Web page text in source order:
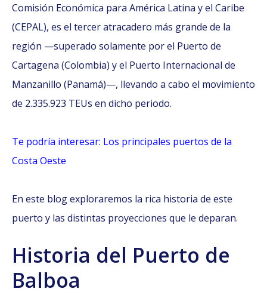
Comisión Económica para América Latina y el Caribe
(CEPAL), es el tercer atracadero más grande de la
región —superado solamente por el Puerto de
Cartagena (Colombia) y el Puerto Internacional de
Manzanillo (Panamá)—, llevando a cabo el movimiento
de 2.335.923 TEUs en dicho periodo.
Te podría interesar: Los principales puertos de la
Costa Oeste
En este blog exploraremos la rica historia de este
puerto y las distintas proyecciones que le deparan.
Historia del Puerto de
Balboa